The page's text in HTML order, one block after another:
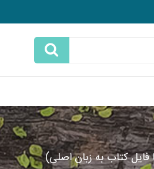
کتاب به زبان اصلی)